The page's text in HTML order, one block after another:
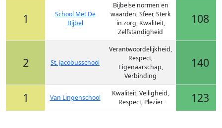
1
School Met De
Bijbel
Bijbelse normen en
waarden, Sfeer, Sterk
in zorg, Kwaliteit,
Zelfstandigheid
108
2 St. Jacobusschool
Verantwoordelijkheid,
Respect,
Eigenaarschap,
Verbinding
140
1 Van Lingenschool
Kwaliteit, Veiligheid,
Respect, Plezier
123